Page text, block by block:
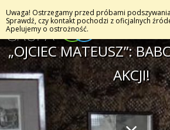
„OJCIEC MATEUSZ”:
AKCJI!
Uwaga! Ostrzegamy przed próbami
Sprawdź, czy kontakt pochodzi z oficjalnych
Apelujemy o ostrożność.